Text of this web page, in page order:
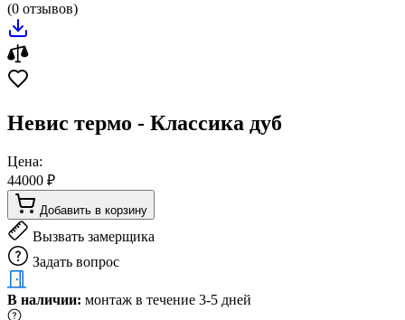
(0 отзывов)
Невис термо - Классика дуб
Цена:
44000 ₽
Добавить в корзину
Вызвать замерщика
Задать вопрос
В наличии: монтаж в течение 3-5 дней